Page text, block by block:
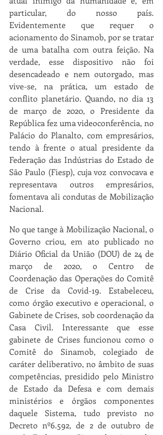
particular, do nosso país.
Evidentemente que requer o
acionamento do Sinamob, por se tratar
de uma batalha com outra feição. Na
verdade, esse dispositivo não foi
desencadeado e nem outorgado, mas
vive-se, na prática, um estado de
conflito planetário. Quando, no dia 13
de março de 2020, o Presidente da
República fez uma videoconferência, no
Palácio do Planalto, com empresários,
tendo à frente o atual presidente da
Federação das Indústrias do Estado de
São Paulo (Fiesp), cuja voz convocava e
representava outros empresários,
fomentava ali condutas de Mobilização
Nacional.
No que tange à Mobilização Nacional, o
Governo criou, em ato publicado no
Diário Oficial da União (DOU) de 24 de
março de 2020, o Centro de
Coordenação das Operações do Comitê
de Crise da Covid-19. Estabeleceu,
como órgão executivo e operacional, o
Gabinete de Crises, sob coordenação da
Casa Civil. Interessante que esse
gabinete de Crises funcionou como o
Comitê do Sinamob, colegiado de
caráter deliberativo, no âmbito de suas
competências, presidido pelo Ministro
de Estado da Defesa e com demais
ministérios e órgãos componentes
daquele Sistema, tudo previsto no
Decreto nº6.592, de 2 de outubro de